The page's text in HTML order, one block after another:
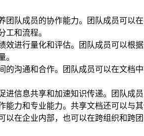
团队成员的协作能力。团队成员可以
和流程。
进行量化和评估。团队成员可以根
的沟通和合作。团队成员可以在文档
信息共享和加速知识传递。团队成
能力和专业能力。共享文档还可以与
在企业内部，也可以在跨组织和跨